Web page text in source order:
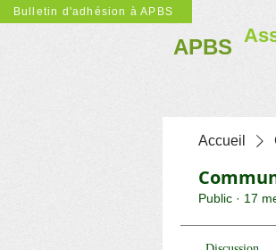
Bulletin d'adhésion à APBS
APBS
Accueil
Public · 17